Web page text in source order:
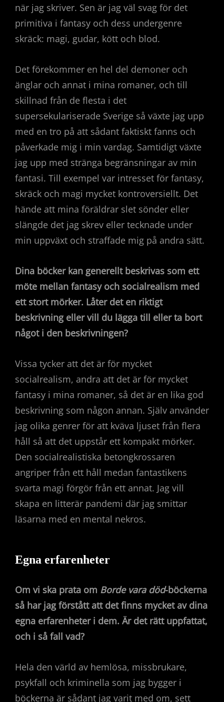
när jag skriver. Sen är jag väl svag för det
primitiva i fantasy och dess undergenre
skräck: magi, gudar, kött och blod.
Det förekommer en hel del demoner och
änglar och annat i mina romaner, och till
skillnad från de flesta i det
supersekulariserade Sverige så växte jag upp
med en tro på att sådant faktiskt fanns och
påverkade mig i min vardag. Samtidigt växte
jag upp med stränga begränsningar av min
fantasi. Till exempel var intresset för fantasy,
skräck och magi mycket kontroversiellt. Det
hände att mina föräldrar slet sönder eller
slängde det jag skrev eller tecknade under
min uppväxt och straffade mig på andra sätt.
Dina böcker kan generellt beskrivas som ett
möte mellan fantasy och socialrealism med
ett stort mörker. Låter det en riktigt
beskrivning eller vill du lägga till eller ta bort
något i den beskrivningen?
Vissa tycker att det är för mycket
socialrealism, andra att det är för mycket
fantasy i mina romaner, så det är en lika god
beskrivning som någon annan. Själv använder
jag olika genrer för att kväva ljuset från flera
håll så att det uppstår ett kompakt mörker.
Den socialrealistiska betongkrossaren
angriper från ett håll medan fantastikens
svarta magi förgör från ett annat. Jag vill
skapa en litterär pandemi där jag smittar
läsarna med en mental nekros.
Egna erfarenheter
Om vi ska prata om Borde vara död-böckerna
så har jag förstått att det finns mycket av dina
egna erfarenheter i dem. Är det rätt uppfattat,
och i så fall vad?
Hela den värld av hemlösa, missbrukare,
psykfall och kriminella som jag bygger i
böckerna är sådant jag varit med om, sett